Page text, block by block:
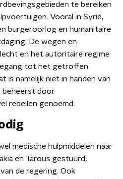
te bereiken
Vooral in Syrië,
burgeroorlog en humanitaire
De wegen en
en het autoritaire regime
tot het getroffen
is namelijk niet in handen van
beheerst door
rebellen genoemd.
medische hulpmiddelen naar
en Tarous gestuurd,
de regering. Ook